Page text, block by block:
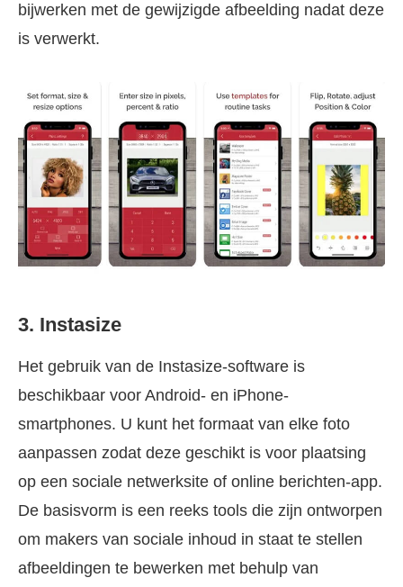
bijwerken met de gewijzigde afbeelding nadat deze
is verwerkt.
3. Instasize
Het gebruik van de Instasize-software is
beschikbaar voor Android- en iPhone-
smartphones. U kunt het formaat van elke foto
aanpassen zodat deze geschikt is voor plaatsing
op een sociale netwerksite of online berichten-app.
De basisvorm is een reeks tools die zijn ontworpen
om makers van sociale inhoud in staat te stellen
afbeeldingen te bewerken met behulp van